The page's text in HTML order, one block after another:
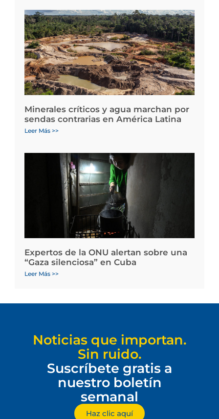
Minerales críticos y agua marchan por
sendas contrarias en América Latina
Leer Más >>
Expertos de la ONU alertan sobre una
“Gaza silenciosa” en Cuba
Leer Más >>
Noticias que importan.
Sin ruido.
Suscríbete gratis a
nuestro boletín
semanal
Haz clic aquí